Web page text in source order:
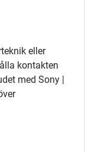
eller
kontakten
med Sony |